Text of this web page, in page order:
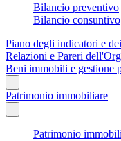
Bilancio preventivo
Bilancio consuntivo
Piano degli indicatori e
Relazioni e Pareri
Beni immobili e gestione
Patrimonio immobiliare
Patrimonio